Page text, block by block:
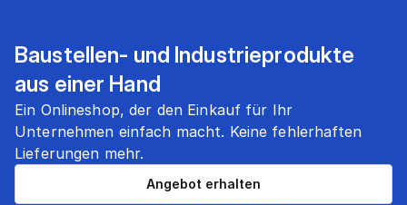
Baustellen- und Industrieprodukte
aus einer Hand
Ein Onlineshop, der den Einkauf für Ihr
Unternehmen einfach macht. Keine fehlerhaften
Lieferungen mehr.
Angebot erhalten